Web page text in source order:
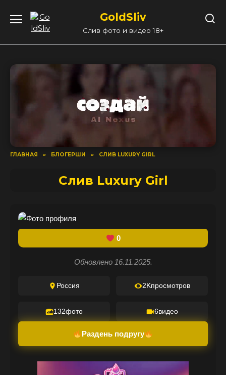
содержанию
GoldSliv
Слив фото и видео 18+
ГЛАВНАЯ » БЛОГЕРШИ » СЛИВ LUXURY GIRL
Слив Luxury Girl
0
Обновлено 16.11.2025.
Россия 2Kпросмотров
132фото 6видео
Раздень подругу